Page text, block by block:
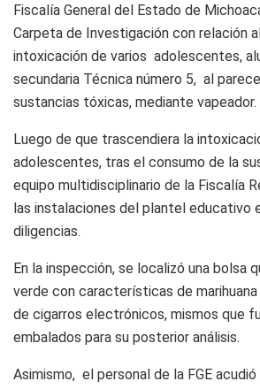
Fiscalía General del Estado de
Carpeta de Investigación con relación
intoxicación de varios adolescentes,
secundaria Técnica número 5, al
sustancias tóxicas, mediante vapeador.
Luego de que trascendiera la
adolescentes, tras el consumo de la
equipo multidisciplinario de la Fiscalía
las instalaciones del plantel educativo
diligencias.
En la inspección, se localizó una bolsa
verde con características de
de cigarros electrónicos, mismos que
embalados para su posterior análisis.
Asimismo, el personal de la FGE